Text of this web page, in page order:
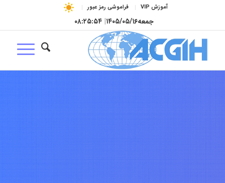
آموزش VIP فراموشی رمز عبور
جمعه۱۴۰۵/۰۵/۱۶| ۰۸:۲۵:۵۵